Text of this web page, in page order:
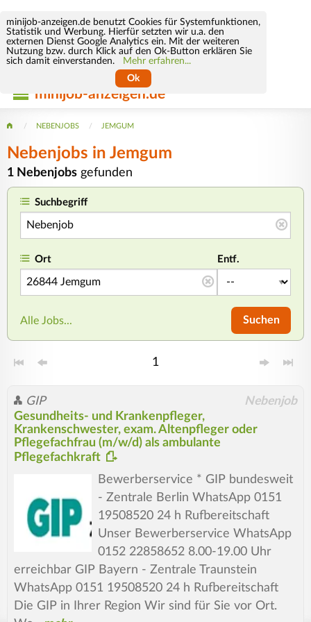
minijob-anzeigen.de benutzt Cookies für Systemfunktionen,
Statistik und Werbung. Hierfür setzten wir u.a. den
externen Dienst Google Analytics ein. Mit der weiteren
Nutzung bzw. durch Klick auf den Ok-Button erklären Sie
sich damit einverstanden.
Mehr erfahren...
Ok
minijob-anzeigen.de
NEBENJOBS JEMGUM
Nebenjobs in Jemgum
1 Nebenjobs gefunden
Suchbegriff
Ort Entf.
Alle Jobs... Suchen
1
GIP Nebenjob
Gesundheits- und Krankenpfleger,
Krankenschwester, exam. Altenpfleger oder
Pflegefachfrau (m/w/d) als ambulante
Pflegefachkraft
Bewerberservice * GIP bundesweit
- Zentrale Berlin WhatsApp 0151
19508520 24 h Rufbereitschaft
Unser Bewerberservice WhatsApp
0152 22858652 8.00-19.00 Uhr
erreichbar GIP Bayern - Zentrale Traunstein
WhatsApp 0151 19508520 24 h Rufbereitschaft
Die GIP in Ihrer Region Wir sind für Sie vor Ort.